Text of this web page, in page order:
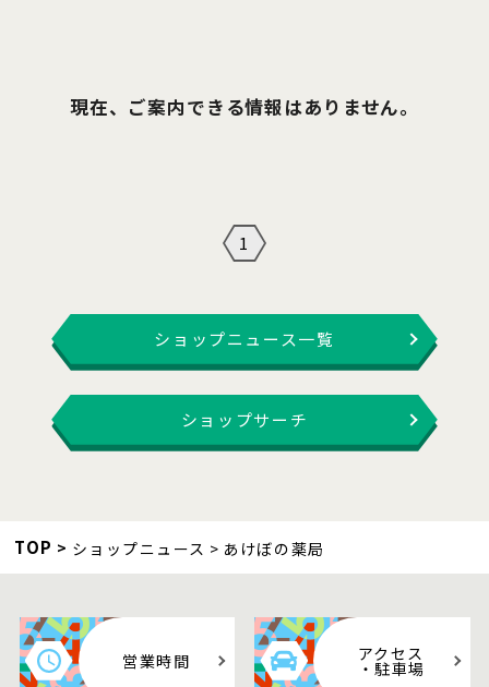
現在、ご案内できる情報はありません。
1
ショップニュース一覧
ショップサーチ
TOP ショップニュース あけぼの薬局
営業時間 アクセス
・駐車場